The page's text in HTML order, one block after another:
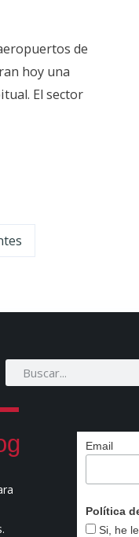
de
hoy una
El sector
Email
Política
Si, he